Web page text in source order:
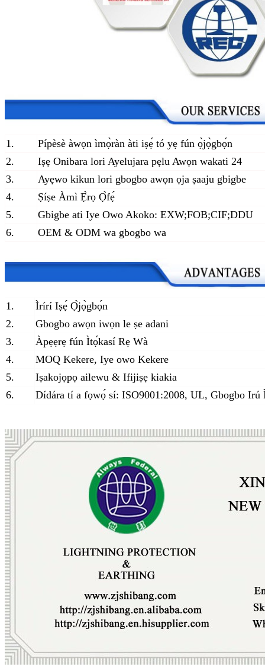
1.
Pípèsè àwọn ìmọ̀ràn àti iṣẹ́ tó yẹ fún ọ̀jọ̀gbọ́n
2.
Iṣẹ Onibara lori Ayelujara pẹlu Awọn wakati 24
3.
Ayẹwo kikun lori gbogbo awọn ọja ṣaaju gbigbe
4.
Ṣíṣe Àmì Ẹ̀rọ Ọ̀fẹ́
5.
Gbigbe ati Iye Owo Akoko: EXW;FOB;CIF;DDU
6.
OEM & ODM wa gbogbo wa
1.
Ìrírí Iṣẹ́ Ọ̀jọ̀gbọ́n
2.
Gbogbo awọn iwọn le ṣe adani
3.
Àpẹẹrẹ fún Ìtọ́kasí Rẹ Wà
4.
MOQ Kekere, Iye owo Kekere
5.
Iṣakojọpọ ailewu & Ifijiṣẹ kiakia
6.
Dídára tí a fọwọ́ sí: ISO9001:2008, UL, Gbogbo Irú